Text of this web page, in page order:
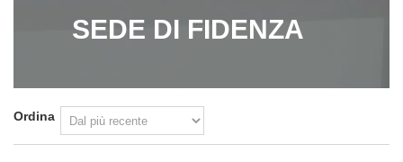
SEDE DI FIDENZA
Ordina